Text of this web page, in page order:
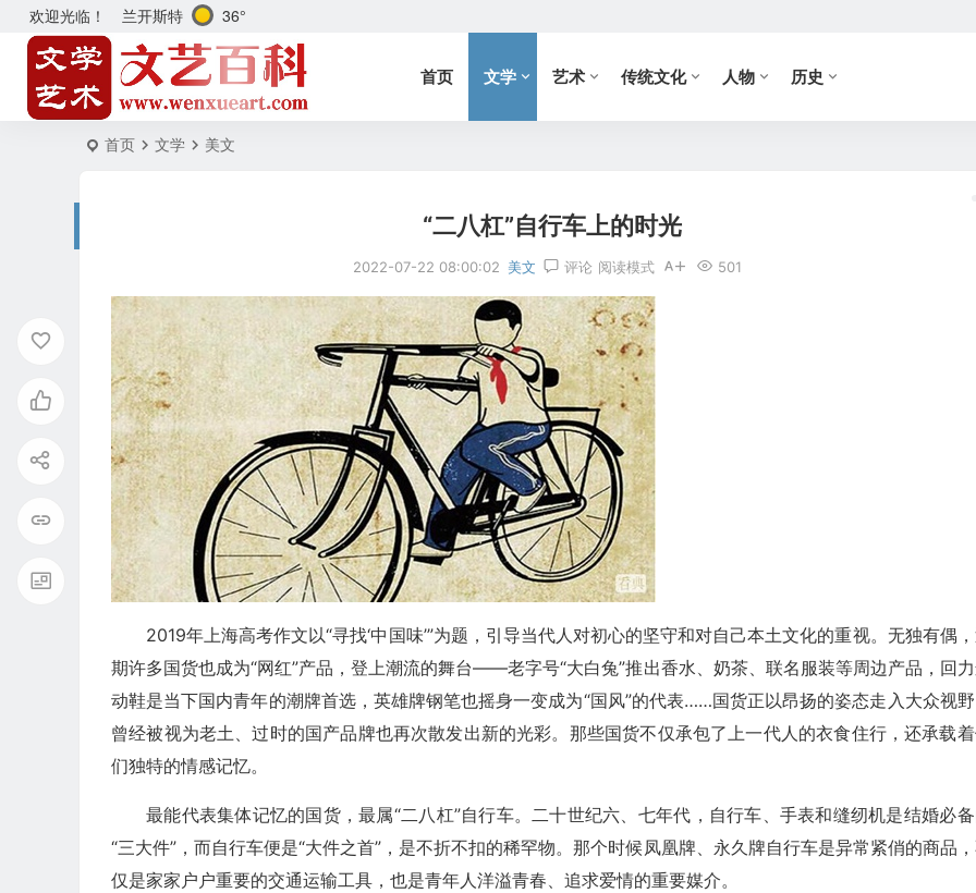
欢迎光临！ 兰开斯特 36°
首页 文学 艺术 传统文化 人物 历史
首页 文学 美文
“二八杠”自行车上的时光
2022-07-22 08:00:02 美文 评论 501
阅读模式
2019年上海高考作文以“寻找‘中国味’”为题，引导当代人对初心的坚守和对自己本土文化的重视。无独有偶
期许多国货也成为“网红”产品，登上潮流的舞台——老字号“大白兔”推出香水、奶茶、联名服装等周边产品，回
动鞋是当下国内青年的潮牌首选，英雄牌钢笔也摇身一变成为“国风”的代表……国货正以昂扬的姿态走入大众视野
曾经被视为老土、过时的国产品牌也再次散发出新的光彩。那些国货不仅承包了上一代人的衣食住行，还承载
们独特的情感记忆。
最能代表集体记忆的国货，最属“二八杠”自行车。二十世纪六、七年代，自行车、手表和缝纫机是结婚必
“三大件”，而自行车便是“大件之首”，是不折不扣的稀罕物。那个时候凤凰牌、永久牌自行车是异常紧俏的商品
仅是家家户户重要的交通运输工具，也是青年人洋溢青春、追求爱情的重要媒介。